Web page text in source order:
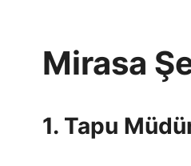
Mirasa
1. Tapu